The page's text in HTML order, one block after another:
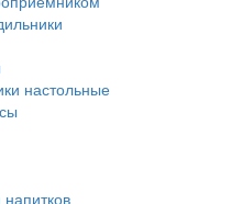
настольные